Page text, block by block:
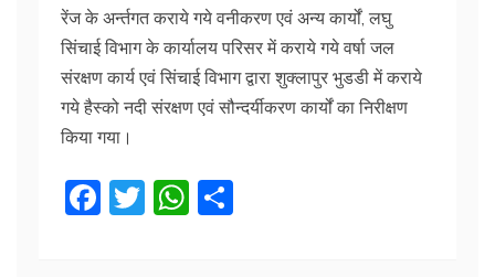
रेंज के अर्न्तगत कराये गये वनीकरण एवं अन्य कार्यों, लघु
सिंचाई विभाग के कार्यालय परिसर में कराये गये वर्षा जल
संरक्षण कार्य एवं सिंचाई विभाग द्वारा शुक्लापुर भुडडी में कराये
गये हैस्को नदी संरक्षण एवं सौन्दर्यीकरण कार्यों का निरीक्षण
किया गया।
F
T
W